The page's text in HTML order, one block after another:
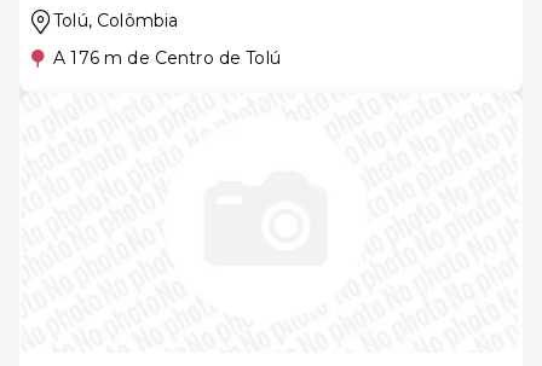
Tolú, Colômbia
A 176 m de Centro de Tolú